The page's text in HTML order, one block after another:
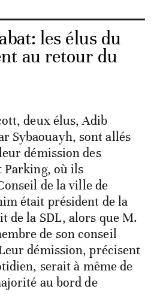
les élus du
au retour du
deux élus, Adib
Sybaouayh, sont allés
démission des
Parking, où ils
de la ville de
était président de la
de la SDL, alors que M.
de son conseil
démission, précisent
serait à même de
au bord de